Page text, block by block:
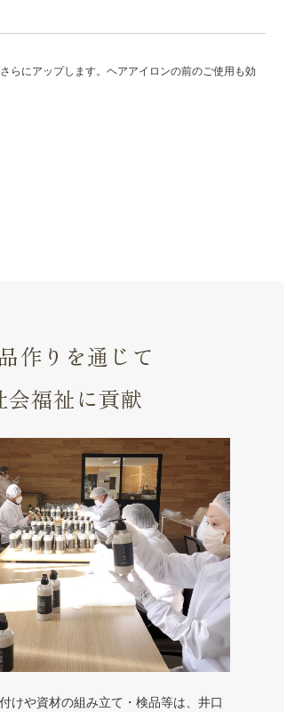
らにアップします。ヘアアイロンの前のご使用も効
作りを通じて
会福祉に貢献
けや資材の組み立て・検品等は、井口